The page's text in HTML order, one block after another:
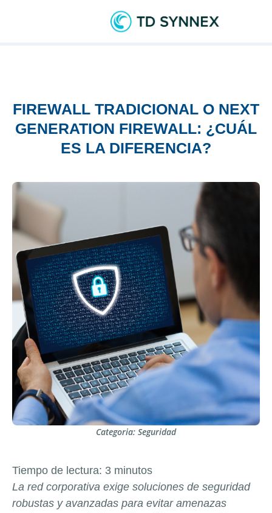
FIREWALL TRADICIONAL O NEXT
GENERATION FIREWALL: ¿CUÁL
ES LA DIFERENCIA?
Categoria: Seguridad
Tiempo de lectura: 3 minutos
La red corporativa exige soluciones de seguridad
robustas y avanzadas para evitar amenazas